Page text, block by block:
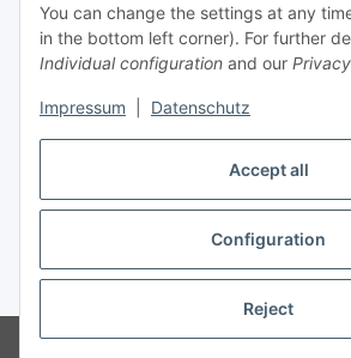
Accept all
Configuration
Reject
You can change the settings at any
in the bottom left corner). For further
Individual configuration and our
Impressum Datenschutz
strong brands
Withdraw contract
* All prices incl. VAT, plusshipping fees